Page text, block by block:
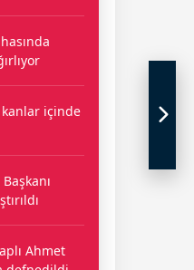
içinde
Ahmet